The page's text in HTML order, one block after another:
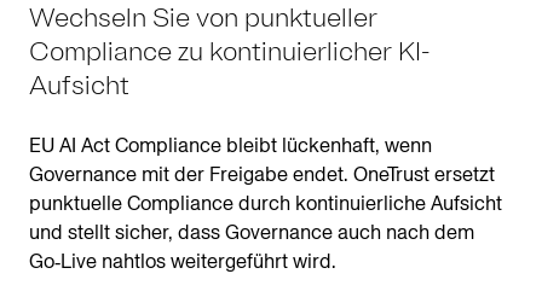
Wechseln Sie von punktueller
Compliance zu kontinuierlicher KI-
Aufsicht
EU AI Act Compliance bleibt lückenhaft, wenn
Governance mit der Freigabe endet. OneTrust ersetzt
punktuelle Compliance durch kontinuierliche Aufsicht
und stellt sicher, dass Governance auch nach dem
Go‑Live nahtlos weitergeführt wird.